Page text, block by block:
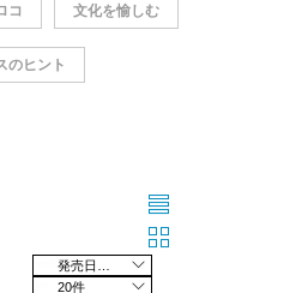
コ 文化を愉しむ
のヒント
20件